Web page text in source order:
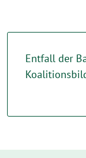
Entfall der